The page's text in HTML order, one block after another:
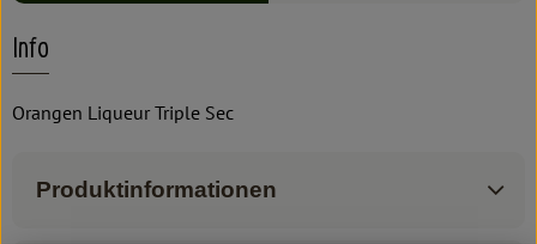
Info
Orangen Liqueur Triple Sec
Produktinformationen